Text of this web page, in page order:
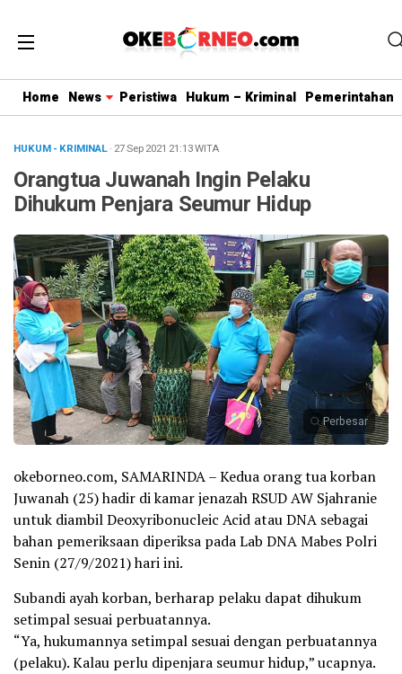
Home News Peristiwa Hukum – Kriminal Pemerintahan
HUKUM - KRIMINAL· 27 Sep 2021 21:13WITA
Orangtua Juwanah Ingin Pelaku
Dihukum Penjara Seumur Hidup
Perbesar
okeborneo.com, SAMARINDA – Kedua orang tua korban
Juwanah (25) hadir di kamar jenazah RSUD AW Sjahranie
untuk diambil Deoxyribonucleic Acid atau DNA sebagai
bahan pemeriksaan diperiksa pada Lab DNA Mabes Polri
Senin (27/9/2021) hari ini.
Subandi ayah korban, berharap pelaku dapat dihukum
setimpal sesuai perbuatannya.
“Ya, hukumannya setimpal sesuai dengan perbuatannya
(pelaku). Kalau perlu dipenjara seumur hidup,” ucapnya.